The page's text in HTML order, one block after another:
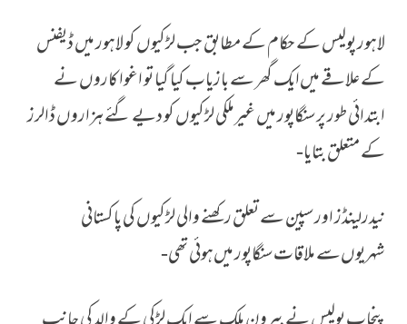
لاہور پولیس کے حکام کے مطابق جب لڑکیوں کو لاہور میں ڈیفنس
کے علاقے میں‌ایک گھر سے بازیاب کیا گیا تو اغوا کاروں نے
ابتدائی طور پر سنگاپور میں‌ غیرملکی لڑکیوں کو دیے گئے ہزاروں ڈالرز
کے متعلق بتایا-
نیدرلینڈز اور سپین سے تعلق رکھنے والی لڑکیوں کی پاکستانی
شہریوں‌سے ملاقات سنگاپور میں‌ہوئی تھی-